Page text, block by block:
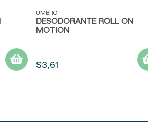
Vista rápida
UMBRO
DESODORANTE ROLL ON
MOTION
$3,61